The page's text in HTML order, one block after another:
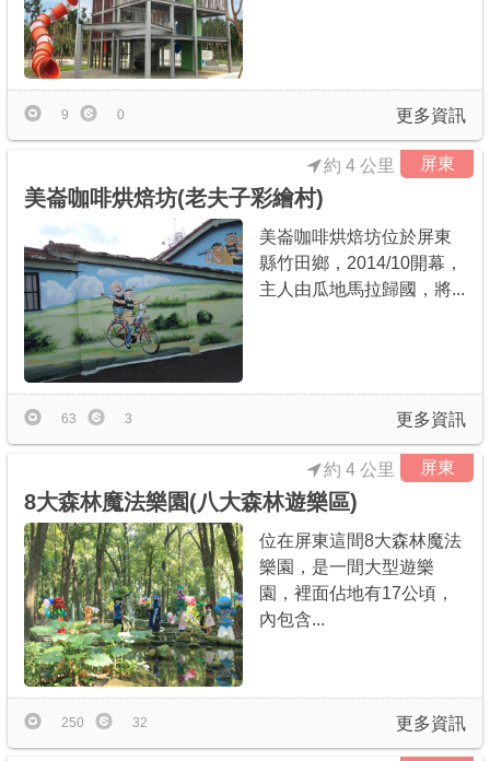
更多資訊
9 0
屏東
約 4 公里
美崙咖啡烘焙坊(老夫子彩繪村)
美崙咖啡烘焙坊位於屏東
縣竹田鄉，2014/10開幕，
主人由瓜地馬拉歸國，將...
更多資訊
63 3
屏東
約 4 公里
8大森林魔法樂園(八大森林遊樂區)
位在屏東這間8大森林魔法
樂園，是一間大型遊樂
園，裡面佔地有17公頃，
內包含...
更多資訊
250 32